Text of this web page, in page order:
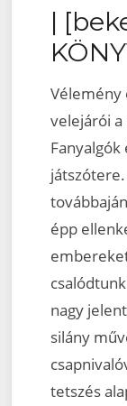
|
Vélemény
velejárói
épp
nagy
silány
tetszés